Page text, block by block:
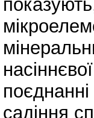
садіння